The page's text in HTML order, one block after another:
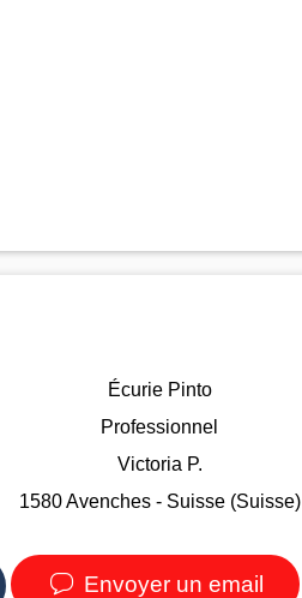
Écurie Pinto
Professionnel
Victoria P.
1580 Avenches - Suisse (Suisse)
Envoyer un email